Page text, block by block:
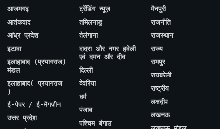
आजमगढ़
आतंकवाद
आंध्र प्रदेश
इटावा
इलाहाबाद (प्रयागराज)
मंडल
इलाहाबाद( प्रयागराज
)
ई-पेपर / ई-मैगज़ीन
उत्तर प्रदेश
ट्रेंडिंग न्यूज़
तमिलनाडु
तेलंगाना
दादरा और नगर हवेली
एवं दमन और दीव
दिल्ली
देवरिया
धर्म
पंजाब
पश्चिम बंगाल
मैनपुरी
राजनीति
राजस्थान
राज्य
रामपुर
रायबरेली
राष्ट्रीय
लक्षद्वीप
लखनऊ